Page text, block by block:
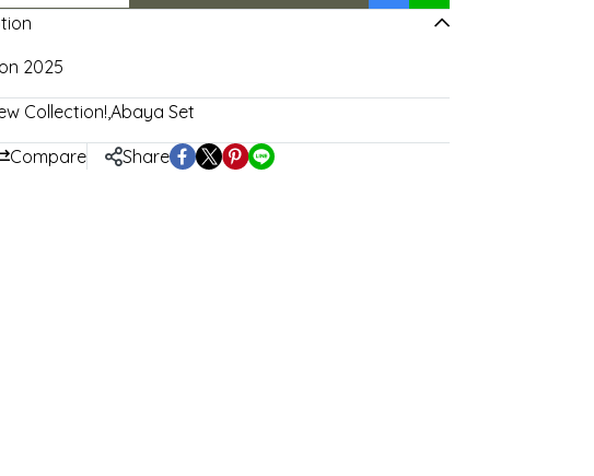
2025
Collection!,Abaya Set
Compare Share